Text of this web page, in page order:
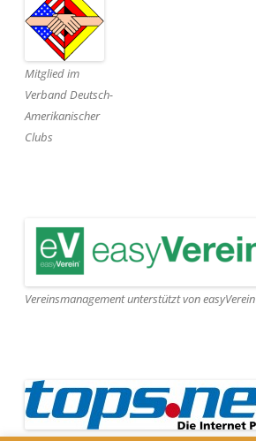
Mitglied im
Verband Deutsch-
Amerikanischer
Clubs
Vereinsmanagement unterstützt von easyVerein